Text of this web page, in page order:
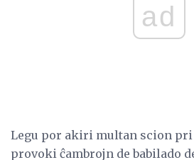
ad
Legu por akiri multan scion
provoki ĉambrojn de babilado